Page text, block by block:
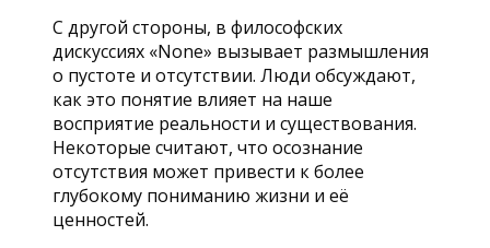
С другой стороны, в философских
дискуссиях «None» вызывает размышления
о пустоте и отсутствии. Люди обсуждают,
как это понятие влияет на наше
восприятие реальности и существования.
Некоторые считают, что осознание
отсутствия может привести к более
глубокому пониманию жизни и её
ценностей.